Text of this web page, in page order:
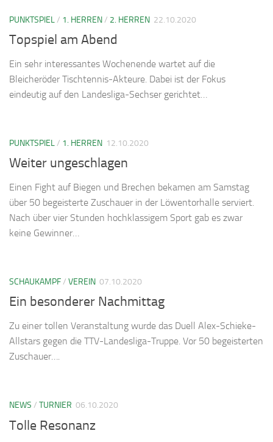
PUNKTSPIEL/ 1. HERREN/ 2. HERREN 22.10.2020
Topspiel am Abend
Ein sehr interessantes Wochenende wartet auf die
Bleicheröder Tischtennis-Akteure. Dabei ist der Fokus
eindeutig auf den Landesliga-Sechser gerichtet…
PUNKTSPIEL/ 1. HERREN 12.10.2020
Weiter ungeschlagen
Einen Fight auf Biegen und Brechen bekamen am Samstag
über 50 begeisterte Zuschauer in der Löwentorhalle serviert.
Nach über vier Stunden hochklassigem Sport gab es zwar
keine Gewinner…
SCHAUKAMPF/ VEREIN 07.10.2020
Ein besonderer Nachmittag
Zu einer tollen Veranstaltung wurde das Duell Alex-Schieke-
Allstars gegen die TTV-Landesliga-Truppe. Vor 50 begeisterten
Zuschauer….
NEWS / TURNIER 06.10.2020
Tolle Resonanz